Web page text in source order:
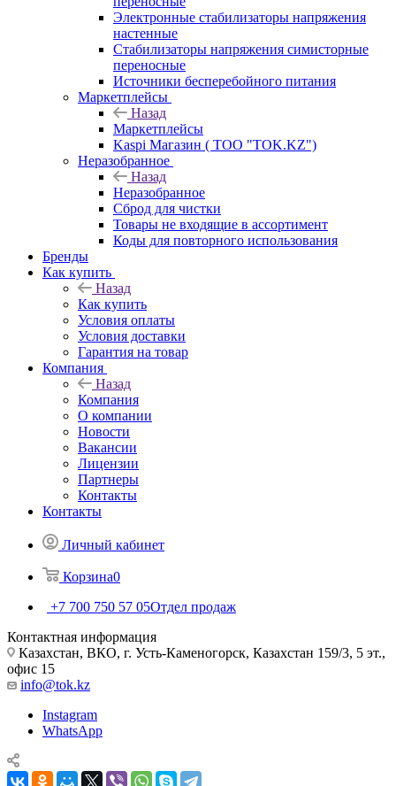
Электронные стабилизаторы напряжения
настенные
Стабилизаторы напряжения симисторные
переносные
Источники бесперебойного питания
Маркетплейсы
Назад
Маркетплейсы
Kaspi Магазин ( ТОО "TOK.KZ")
Неразобранное
Назад
Неразобранное
Сброд для чистки
Товары не входящие в ассортимент
Коды для повторного использования
Бренды
Как купить
Назад
Как купить
Условия оплаты
Условия доставки
Гарантия на товар
Компания
Назад
Компания
О компании
Новости
Вакансии
Лицензии
Партнеры
Контакты
Контакты
Личный кабинет
Корзина0
+7 700 750 57 05Отдел продаж
Контактная информация
Казахстан, ВКО, г. Усть-Каменогорск, Казахстан 159/3, 5 эт.,
офис 15
info@tok.kz
Instagram
WhatsApp